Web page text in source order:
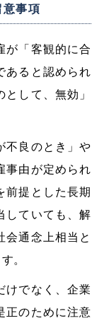
事項
が「客観的に合
あると認められ
して、無効」
不良のとき」や
事由が定められ
前提とした長期
していても、解
会通念上相当と
。
けでなく、企業
正のために注意